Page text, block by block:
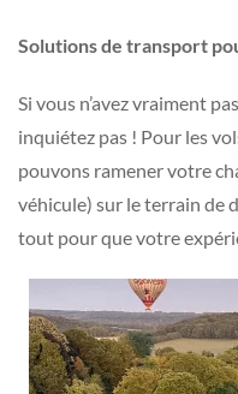
Solutions de transport
Si vous n’avez vraiment
inquiétez pas ! Pour les
pouvons ramener votre
véhicule) sur le terrain de
tout pour que votre